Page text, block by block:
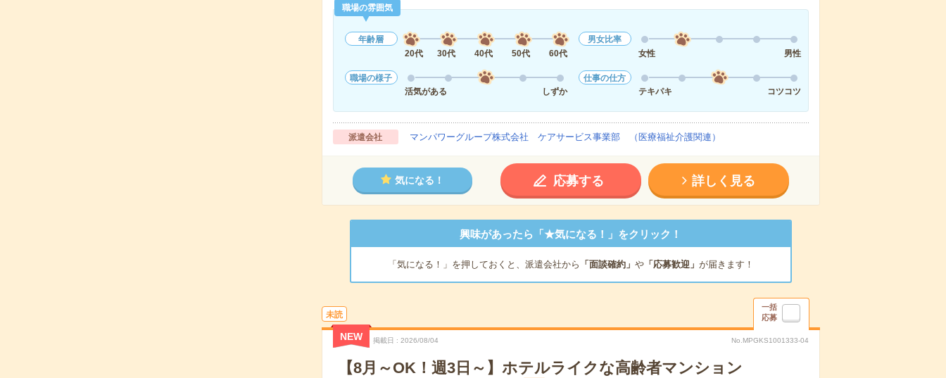
職場の雰囲気
年齢層
20代
30代 40代 50代 60代
男女比率
女性
男性
職場の様子
活気がある
しずか
仕事の仕方
テキパキ
コツコツ
派遣会社 マンパワーグループ株式会社 ケアサービス事業部 （医療福祉介護関連）
気になる！ 応募する 詳しく見る
興味があったら「★気になる！」をクリック！
「気になる！」を押しておくと、派遣会社から 「面談確約」 や「応募歓迎」 が届きます！
未読
一括
応募
NEW 掲載日 2026/08/04 No.MPGKS1001333-04
【8月～OK！週3日～】ホテルライクな高齢者マンション